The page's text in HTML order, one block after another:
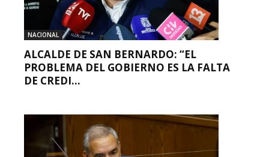
NACIONAL
ALCALDE DE SAN BERNARDO: “EL
PROBLEMA DEL GOBIERNO ES LA FALTA
DE CREDI...